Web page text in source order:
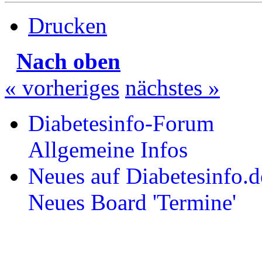
Drucken
Nach oben
« vorheriges nächstes »
Diabetesinfo-Forum
Allgemeine Infos
Neues auf
Neues Board 'Termine'